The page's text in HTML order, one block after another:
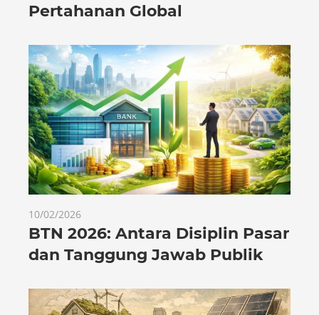
Pertahanan Global
10/02/2026
BTN 2026: Antara Disiplin Pasar
dan Tanggung Jawab Publik